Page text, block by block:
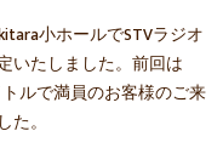
小ホールでSTVラジオ
いたしました。前回は
ルで満員のお客様のご来
。